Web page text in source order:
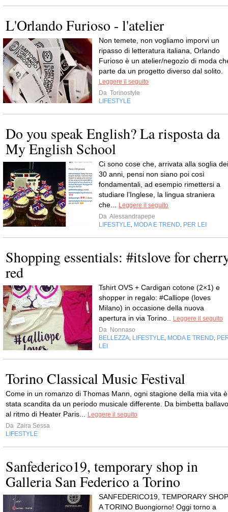
L'Orlando Furioso - l'atelier
Non temete, non vogliamo imporvi un
ripasso di letteratura italiana, Orlando
Furioso è un atelier/negozio di moda
parte da un progetto diverso dal solito.
Leggere il seguito
Da Torinostyle
LIFESTYLE
Do you speak English? La risposta da
My English School
Ci sono cose che, arrivata alla soglia dei
30 anni, pensi non siano poi così
fondamentali, ad esempio rimettersi a
studiare l’Inglese, la lingua straniera
che...
Leggere il seguito
Da Alessandrapepe
LIFESTYLE MODA E TREND PER LEI
Shopping essentials: #itslove for
red
Tshirt OVS + Cardigan cotone (2×1) e
shopper in regalo: #Calliope (loves
Milano) in occasione della nuova
apertura in via Torino..
Leggere il seguito
Da Nonnaso
BELLEZZA LIFESTYLE MODA E TREND
LEI
Torino Classical Music Festival
Come in un romanzo di Thomas Mann, ogni stagione della mia vita è
stata scandita da un periodo musicale differente. Da bimbetta ballavo
al ritmo di Heater Paris...
Leggere il seguito
Da Zaira Sessa
LIFESTYLE
Sanfederico19, temporary shop in
Galleria San Federico a Torino
SANFEDERICO19, TEMPORARY SHOP
A TORINO Buongiorno! Oggi torno a